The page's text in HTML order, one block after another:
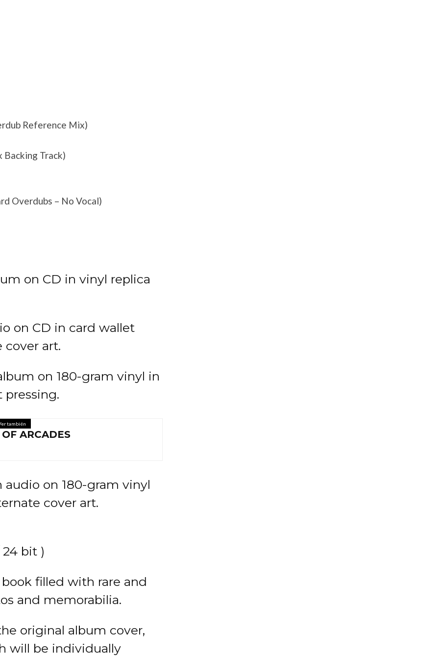
Reference Mix)
Backing Track)
Overdubs – No Vocal)
on CD in vinyl replica
on CD in card wallet
art.
on 180-gram vinyl in
pressing.
también
ARCADES
on 180-gram vinyl
cover art.
bit )
filled with rare and
and memorabilia.
original album cover,
will be individually